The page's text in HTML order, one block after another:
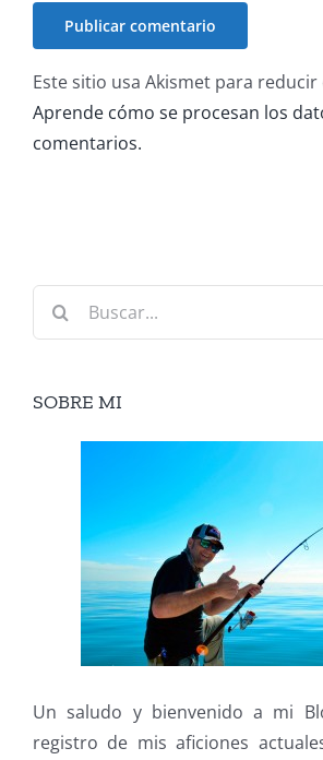
Este sitio usa Akismet para reducir
Aprende cómo se procesan los
comentarios.
Buscar:
SOBRE MI
Un saludo y bienvenido a mi
registro de mis aficiones